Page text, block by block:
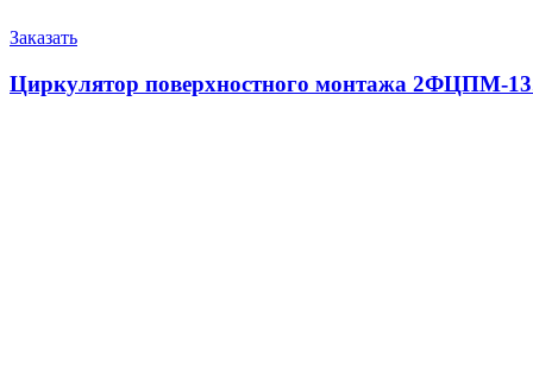
Заказать
Циркулятор поверхностного монтажа 2ФЦПМ-